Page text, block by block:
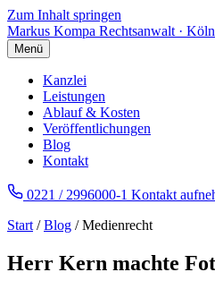
Zum Inhalt springen
Markus Kompa Rechtsanwalt · Köln
Menü
Kanzlei
Leistungen
Ablauf & Kosten
Veröffentlichungen
Blog
Kontakt
0221 / 2996000-1 Kontakt
Start /Blog / Medienrecht
Herr Kern machte